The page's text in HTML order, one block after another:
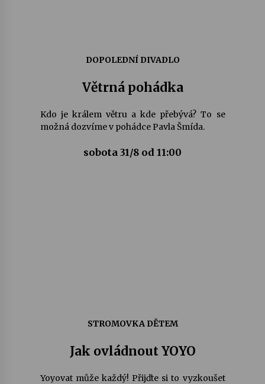
DOPOLEDNÍ DIVADLO
Větrná pohádka
Kdo je králem větru a kde přebývá? To se
možná dozvíme v pohádce Pavla Šmída.
sobota 31/8 od 11:00
STROMOVKA DĚTEM
Jak ovládnout YOYO
Yoyovat může každý! Přijďte si to vyzkoušet